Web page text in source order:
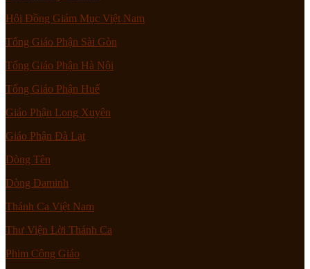
Hội Đồng Giám Mục Việt Nam
Tổng Giáo Phận Sài Gòn
Tổng Giáo Phận Hà Nội
Tổng Giáo Phận Huế
Giáo Phận Long Xuyên
Giáo Phận Đà Lạt
Dòng Tên
Dòng Đaminh
Thánh Ca Việt Nam
Thư Viện Lời Thánh Ca
Phim Công Giáo